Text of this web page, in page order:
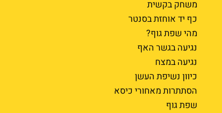
משחק בקשית
כף יד אוחזת בסנטר
מהי שפת גוף?
נגיעה בגשר האף
נגיעה במצח
כיוון נשיפת העשן
הסתתרות מאחורי כיסא
שפת גוף